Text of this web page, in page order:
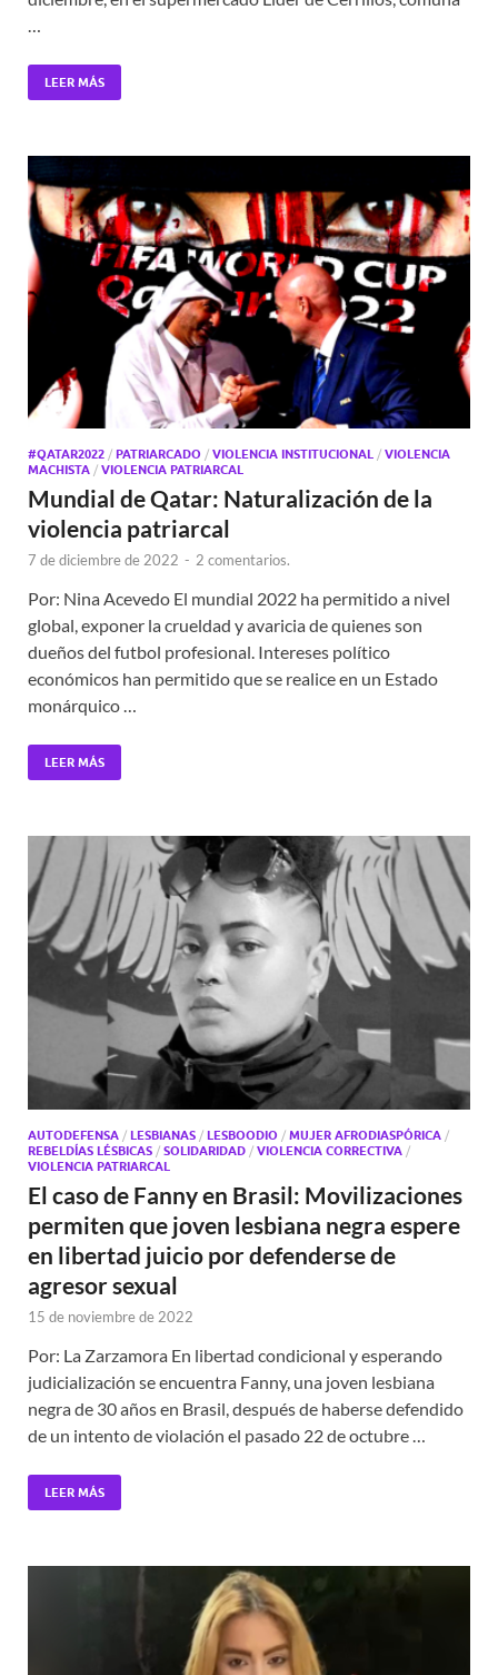
LEER MÁS
#QATAR2022 / PATRIARCADO / VIOLENCIA INSTITUCIONAL / VIOLENCIA
MACHISTA / VIOLENCIA PATRIARCAL
Mundial de Qatar: Naturalización de la
violencia patriarcal
7 de diciembre de 2022 - 2 comentarios.
Por: Nina Acevedo El mundial 2022 ha permitido a nivel
global, exponer la crueldad y avaricia de quienes son
dueños del futbol profesional. Intereses político
económicos han permitido que se realice en un Estado
monárquico …
LEER MÁS
AUTODEFENSA / LESBIANAS / LESBOODIO / MUJER AFRODIASPÓRICA /
REBELDÍAS LÉSBICAS / SOLIDARIDAD / VIOLENCIA CORRECTIVA /
VIOLENCIA PATRIARCAL
El caso de Fanny en Brasil: Movilizaciones
permiten que joven lesbiana negra espere
en libertad juicio por defenderse de
agresor sexual
15 de noviembre de 2022
Por: La Zarzamora En libertad condicional y esperando
judicialización se encuentra Fanny, una joven lesbiana
negra de 30 años en Brasil, después de haberse defendido
de un intento de violación el pasado 22 de octubre …
LEER MÁS